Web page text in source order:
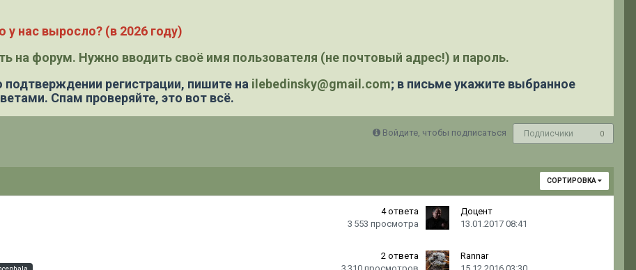
нас выросло? (в 2026 году)
на форум. Нужно вводить своё имя пользователя (не почтовый адрес!) и пароль.
регистрации, пишите на ilebedinsky@gmail.com; в письме укажите выбранное
Спам проверяйте, это вот всё.
Войдите, чтобы подписаться Подписчики 0
СОРТИРОВКА
4 ответа
3 553 просмотра
Доцент
13.01.2017 08:41
2 ответа
Rannar